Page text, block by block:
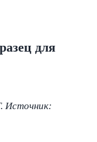
для
Источник: